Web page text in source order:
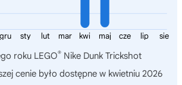
sie
lip
cze
maj
kwi
mar
lut
sty
gru
roku LEGO® Nike Dunk Trickshot
cenie było dostępne w kwietniu 2026